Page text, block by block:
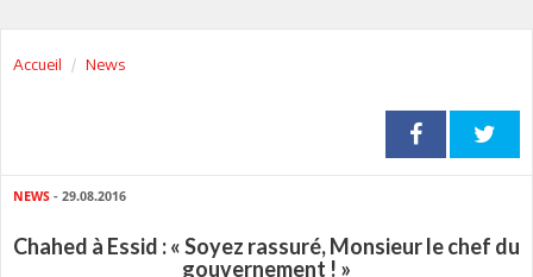
Accueil News
NEWS - 29.08.2016
Chahed à Essid : « Soyez rassuré, Monsieur le chef du
gouvernement ! »